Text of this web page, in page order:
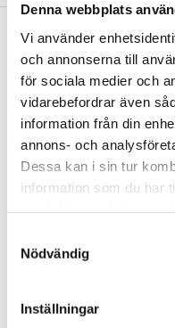
Denna webbplats
Vi använder
och annonserna till
för sociala medier och
vidarebefordrar även
information från din
annons- och
Dessa kan i sin tur
information som du har
Nödvändig
Inställningar
Sidfot
Vår historia
1906 tog oss dit vi är
Jobba hos oss
flytta gränser med oss.
Nyhetsbrev
Tajt deadline? Här
snabb kontakt.